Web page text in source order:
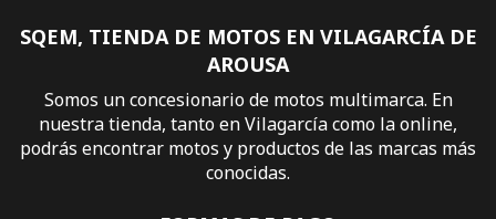
SQEM, TIENDA DE MOTOS EN VILAGARCÍA DE
AROUSA
Somos un concesionario de motos multimarca. En
nuestra tienda, tanto en Vilagarcía como la online,
podrás encontrar motos y productos de las marcas más
conocidas.